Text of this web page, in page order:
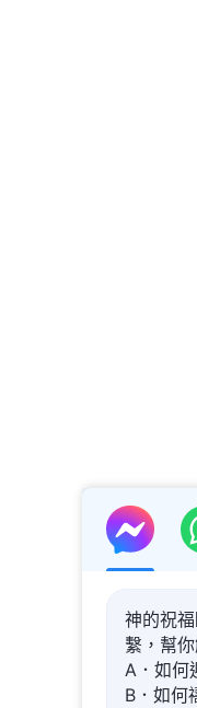
神的祝
繫，幫
A．如何
B．如何